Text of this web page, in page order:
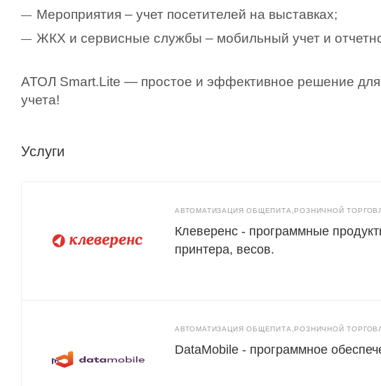
Мероприятия – учет посетителей на выставках;
ЖКХ и сервисные службы – мобильный учет и
АТОЛ Smart.Lite — простое и эффективное решение для
учета!
Услуги
АВТОМАТИЗАЦИЯ ОБЩЕПИТА,РОЗНИЧНОЙ
Клеверенс - программные
принтера, весов.
АВТОМАТИЗАЦИЯ ОБЩЕПИТА,РОЗНИЧНОЙ
DataMobile - программное